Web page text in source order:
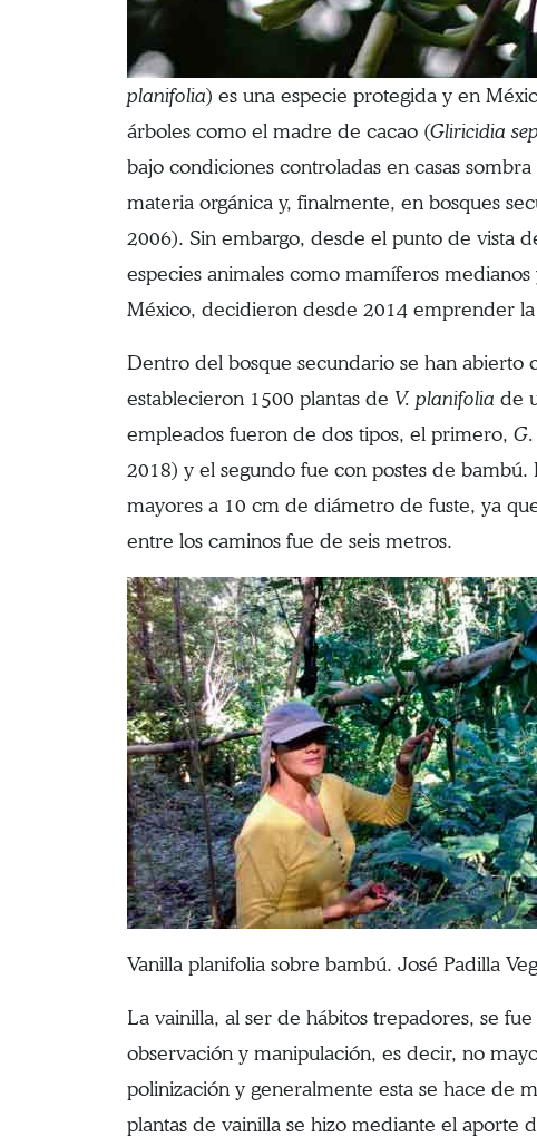
planifolia) es una especie protegida y en
árboles como el madre de cacao (Gliricidia
bajo condiciones controladas en casas
materia orgánica y, finalmente, en bosques
2006). Sin embargo, desde el punto de vista
especies animales como mamíferos
México, decidieron desde 2014 emprender
Dentro del bosque secundario se han abierto
establecieron 1500 plantas de V. planifolia de
empleados fueron de dos tipos, el primero,
2018) y el segundo fue con postes de
mayores a 10 cm de diámetro de fuste, ya
entre los caminos fue de seis metros.
Vanilla planifolia sobre bambú. José Padilla
La vainilla, al ser de hábitos trepadores, se
observación y manipulación, es decir, no
polinización y generalmente esta se hace de
plantas de vainilla se hizo mediante el aporte